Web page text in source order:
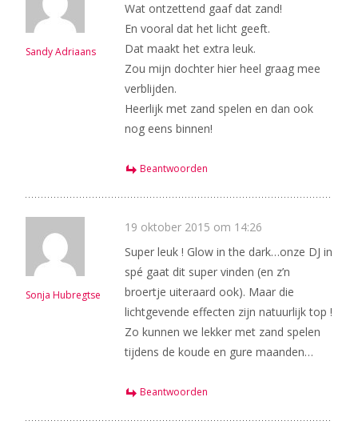
Sandy Adriaans
Wat ontzettend gaaf dat zand!
En vooral dat het licht geeft.
Dat maakt het extra leuk.
Zou mijn dochter hier heel graag mee
verblijden.
Heerlijk met zand spelen en dan ook
nog eens binnen!
Beantwoorden
Sonja Hubregtse
19 oktober 2015 om 14:26
Super leuk ! Glow in the dark…onze DJ in
spé gaat dit super vinden (en z’n
broertje uiteraard ook). Maar die
lichtgevende effecten zijn natuurlijk top !
Zo kunnen we lekker met zand spelen
tijdens de koude en gure maanden…
Beantwoorden